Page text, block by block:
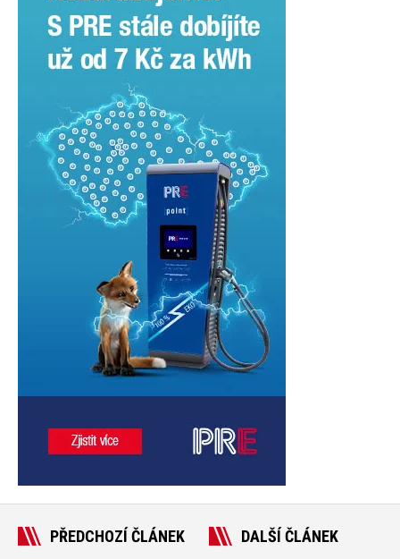
PŘEDCHOZÍ ČLÁNEK DALŠÍ ČLÁNEK